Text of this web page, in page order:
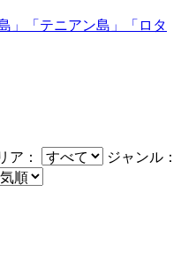
」「テニアン島」「ロタ
ア：
ジャンル：